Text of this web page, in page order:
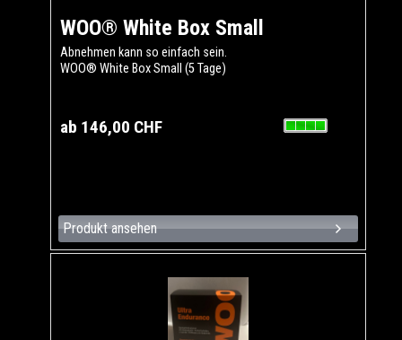
WOO® White Box Small
Abnehmen kann so einfach sein.
WOO® White Box Small (5 Tage)
ab 146,00 CHF
Produkt ansehen